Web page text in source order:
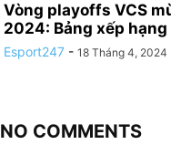
Vòng playoffs VCS
2024: Bảng xếp hạng
Esport247 - 18 Tháng 4, 2024
NO COMMENTS